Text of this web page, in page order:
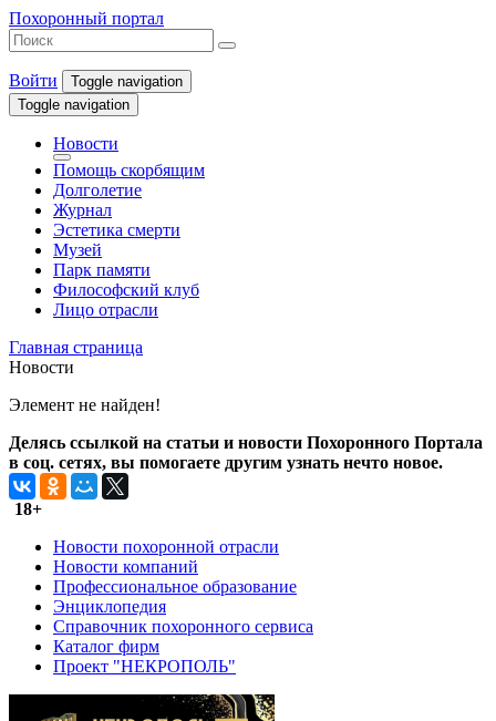
Похоронный портал
Войти
Toggle navigation
Toggle navigation
Новости
Помощь скорбящим
Долголетие
Журнал
Эстетика смерти
Музей
Парк памяти
Философский клуб
Лицо отрасли
Главная страница
Новости
Элемент не найден!
Делясь ссылкой на статьи и новости Похоронного Портала
в соц. сетях, вы помогаете другим узнать нечто новое.
18+
Новости похоронной отрасли
Новости компаний
Профессиональное образование
Энциклопедия
Справочник похоронного сервиса
Каталог фирм
Проект "НЕКРОПОЛЬ"